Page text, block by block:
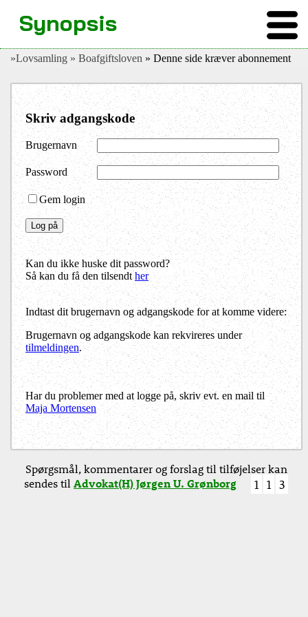
»Lovsamling » Boafgiftsloven » Denne side kræver abonnement
Skriv adgangskode
Brugernavn
Password
Gem login
Kan du ikke huske dit password?
Så kan du få den tilsendther
Indtast dit brugernavn og adgangskode for at komme videre:
Brugernavn og adgangskode kan rekvireres under
tilmeldingen.
Har du problemer med at logge på, skriv evt. en mail til
Maja Mortensen
Synopsis
Spørgsmål, kommentarer og forslag til tilføjelser kan
sendes tilAdvokat(H) Jørgen U. Grønborg 1 1 3